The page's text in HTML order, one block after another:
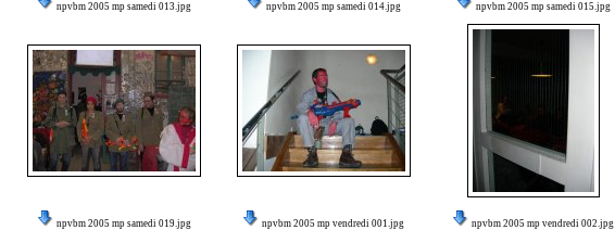
npvbm 2005 mp samedi 013.jpg npvbm 2005 mp samedi 014.jpg npvbm 2005 mp samedi 015.jpg
npvbm 2005 mp samedi 019.jpg npvbm 2005 mp vendredi 001.jpg npvbm 2005 mp vendredi 002.jpg